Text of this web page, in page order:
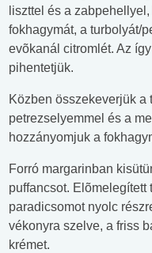
liszttel és a
fokhagymát, a turbolyát/
evõkanál citromlét. Az
pihentetjük.
Közben összekeverjük a
petrezselyemmel és a
hozzányomjuk a
Forró margarinban
puffancsot. Elõmelegített
paradicsomot nyolc
vékonyra szelve, a friss
krémet.